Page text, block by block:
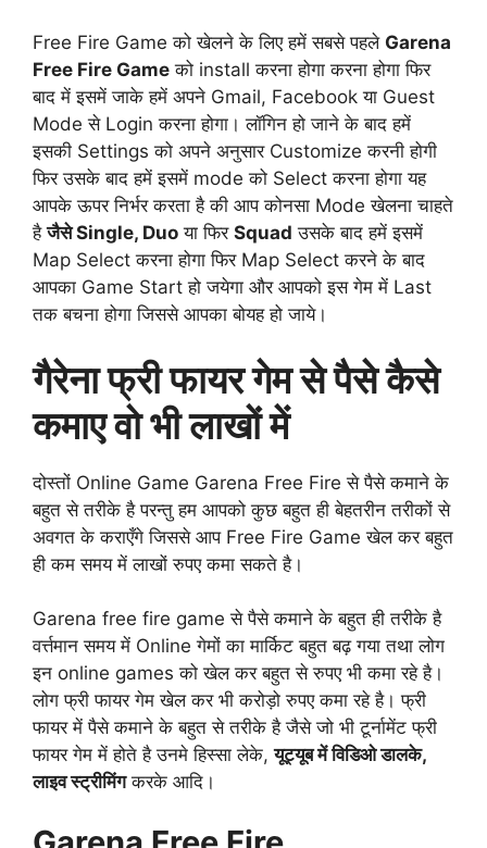
Free Fire Game को खेलने के लिए हमें सबसे पहले Garena
Free Fire Game को install करना होगा करना होगा फिर
बाद में इसमें जाके हमें अपने Gmail, Facebook या Guest
Mode से Login करना होगा। लॉगिन हो जाने के बाद हमें
इसकी Settings को अपने अनुसार Customize करनी होगी
फिर उसके बाद हमें इसमें mode को Select करना होगा यह
आपके ऊपर निर्भर करता है की आप कोनसा Mode खेलना चाहते
हैजैसे Single, Duo या फिर Squad उसके बाद हमें इसमें
Map Select करना होगा फिर Map Select करने के बाद
आपका Game Start हो जयेगा और आपको इस गेम में Last
तक बचना होगा जिससे आपका बोयह हो जाये।
गैरेना फ्री फायर गेम से पैसे कैसे
कमाए वो भी लाखों में
दोस्तों Online Game Garena Free Fire से पैसे कमाने के
बहुत से तरीके है परन्तु हम आपको कुछ बहुत ही बेहतरीन तरीकों से
अवगत के कराएँगे जिससे आप Free Fire Game खेल कर बहुत
ही कम समय में लाखों रुपए कमा सकते है।
Garena free fire game से पैसे कमाने के बहुत ही तरीके है
वर्त्तमान समय में Online गेमों का मार्किट बहुत बढ़ गया तथा लोग
इन online games को खेल कर बहुत से रुपए भी कमा रहे है।
लोग फ्री फायर गेम खेल कर भी करोड़ो रुपए कमा रहे है। फ्री
फायर में पैसे कमाने के बहुत से तरीके है जैसे जो भी टूर्नामेंट फ्री
फायर गेम में होते है उनमे हिस्सा लेके,यूट्यूब में विडिओ डालके,
लाइव स्ट्रीमिंगकरके आदि।